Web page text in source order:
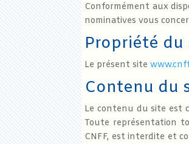
Conformément aux
nominatives vous
Propriété du
Le présent site
Contenu du
Le contenu du site est
Toute représentation
CNFF, est interdite et